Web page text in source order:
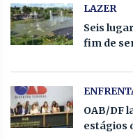
LAZER
Seis
fim de
OAB/DF
estágios